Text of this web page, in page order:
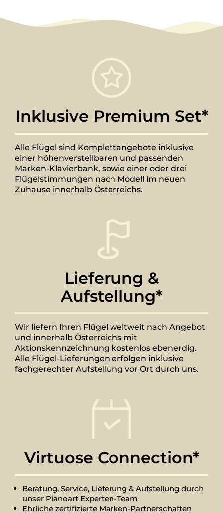
Inklusive Premium Set*
Alle Flügel sind Komplettangebote inklusive
einer höhenverstellbaren und passenden
Marken-Klavierbank, sowie einer oder drei
Flügelstimmungen nach Modell im neuen
Zuhause innerhalb Österreichs.
Lieferung &
Aufstellung*
Wir liefern Ihren Flügel weltweit nach Angebot
und innerhalb Österreichs mit
Aktionskennzeichnung kostenlos ebenerdig.
Alle Flügel-Lieferungen erfolgen inklusive
fachgerechter Aufstellung vor Ort durch uns.
Virtuose Connection*
Beratung, Service, Lieferung & Aufstellung durch
unser Pianoart Experten-Team
Ehrliche zertifizierte Marken-Partnerschaften